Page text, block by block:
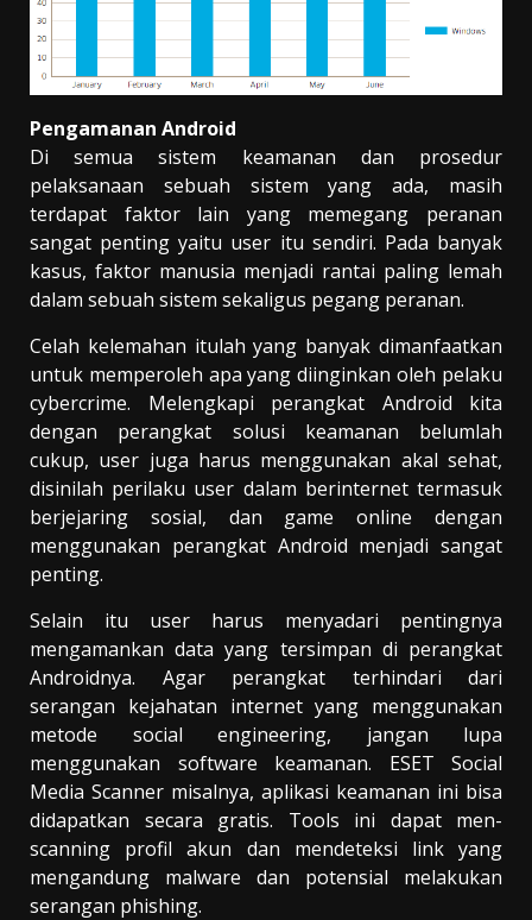
Pengamanan Android
Di semua sistem keamanan dan prosedur
pelaksanaan sebuah sistem yang ada, masih
terdapat faktor lain yang memegang peranan
sangat penting yaitu user itu sendiri. Pada banyak
kasus, faktor manusia menjadi rantai paling lemah
dalam sebuah sistem sekaligus pegang peranan.
Celah kelemahan itulah yang banyak dimanfaatkan
untuk memperoleh apa yang diinginkan oleh pelaku
cybercrime. Melengkapi perangkat Android kita
dengan perangkat solusi keamanan belumlah
cukup, user juga harus menggunakan akal sehat,
disinilah perilaku user dalam berinternet termasuk
berjejaring sosial, dan game online dengan
menggunakan perangkat Android menjadi sangat
penting.
Selain itu user harus menyadari pentingnya
mengamankan data yang tersimpan di perangkat
Androidnya. Agar perangkat terhindari dari
serangan kejahatan internet yang menggunakan
metode social engineering, jangan lupa
menggunakan software keamanan. ESET Social
Media Scanner misalnya, aplikasi keamanan ini bisa
didapatkan secara gratis. Tools ini dapat men-
scanning profil akun dan mendeteksi link yang
mengandung malware dan potensial melakukan
serangan phishing.